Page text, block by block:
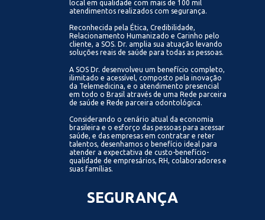
local em qualidade com mais de 100 mil
atendimentos realizados com segurança.
Reconhecida pela Ética, Credibilidade,
Relacionamento Humanizado e Carinho pelo
cliente, a SOS. Dr. amplia sua atuação levando
soluções reais de saúde para todas as pessoas.
A SOS Dr. desenvolveu um benefício completo,
ilimitado e acessível, composto pela inovação
da Telemedicina, e o atendimento presencial
em todo o Brasil através de uma Rede parceira
de saúde e Rede parceira odontológica.
Considerando o cenário atual da economia
brasileira e o esforço das pessoas para acessar
saúde, e das empresas em contratar e reter
talentos, desenhamos o benefício ideal para
atender a expectativa de custo-benefício-
qualidade de empresários, RH, colaboradores e
suas famílias.
SEGURANÇA